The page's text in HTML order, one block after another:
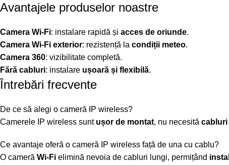
Avantajele produselor noastre
Camera Wi-Fi: instalare rapidă și acces de oriunde.
Camera Wi-Fi exterior: rezistență la condiții meteo.
Camera 360: vizibilitate completă.
Fără cabluri: instalare ușoară și flexibilă.
Întrebări frecvente
De ce să alegi o cameră IP wireless?
Camerele IP wireless sunt ușor de montat, nu necesită cabluri
Ce avantaje oferă o cameră IP wireless față de una cu cablu?
O cameră Wi-Fi elimină nevoia de cabluri lungi, permițând